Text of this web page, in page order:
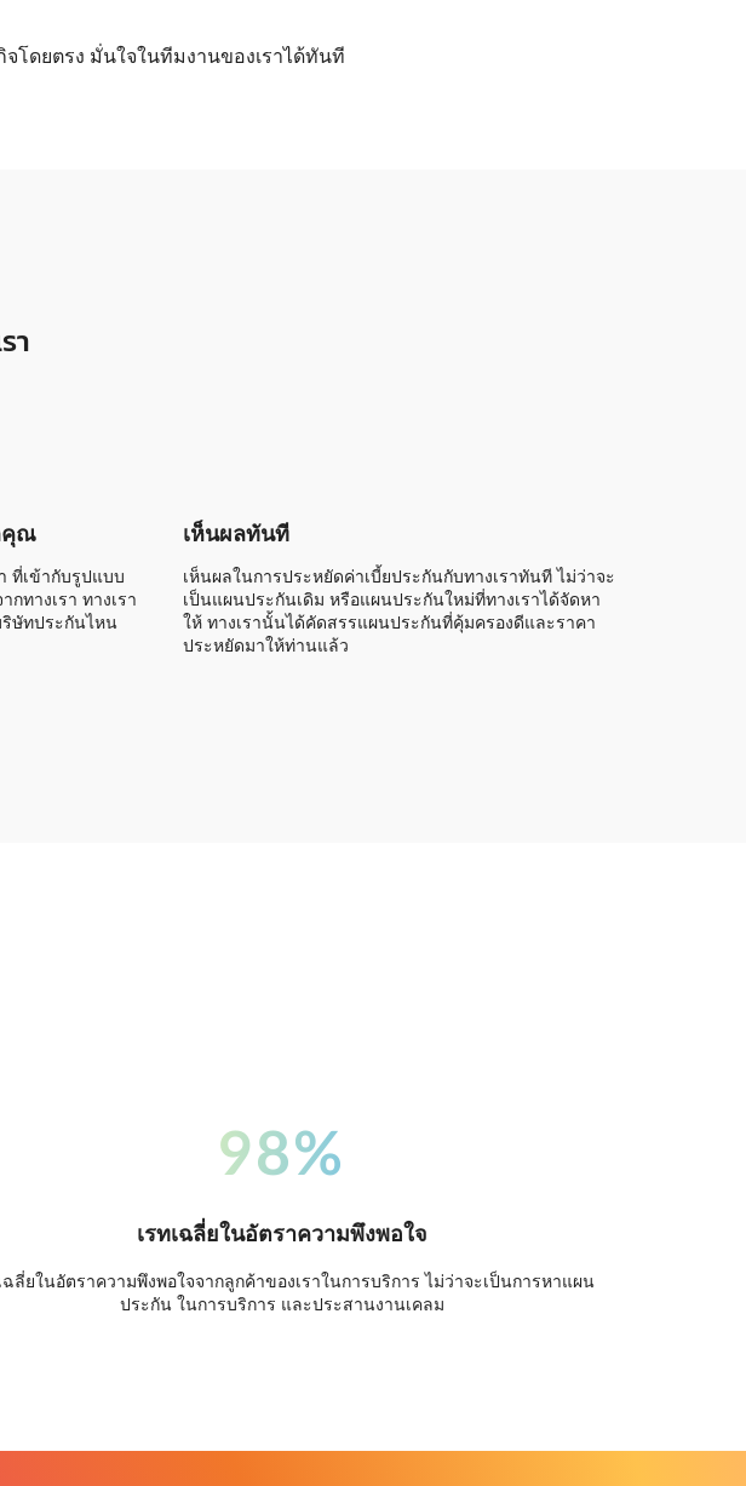
ดยตรง มั่นใจในทีมงานของเราได้ทันที
า
คุณ
ที่เข้ากับรูปแบบ
ทางเรา ทางเรา
ษัทประกันไหน
เห็นผลทันที
เห็นผลในการประหยัดค่าเบี้ยประกันกับทางเราทันที ไม่ว่าจะ
เป็นแผนประกันเดิม หรือแผนประกันใหม่ที่ทางเราได้จัดหา
ให้ ทางเรานั้นได้คัดสรรแผนประกันที่คุ้มครองดีและราคา
ประหยัดมาให้ท่านแล้ว
98%
เรทเฉลี่ยในอัตราความพึงพอใจ
ฉลี่ยในอัตราความพึงพอใจจากลูกค้าของเราในการบริการ ไม่ว่าจะเป็นการหาแผน
ประกัน ในการบริการ และประสานงานเคลม